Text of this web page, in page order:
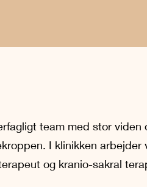
team med stor viden
I klinikken arbejder
og kranio-sakral